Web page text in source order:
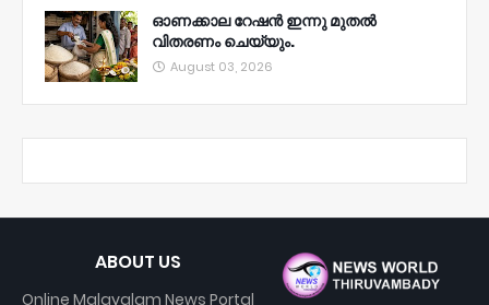
ഓണക്കാല റേഷൻ ഇന്നു മുതല്‍
വിതരണം ചെയ്യും.
August 03, 2026
ABOUT US
Online Malayalam News Portal